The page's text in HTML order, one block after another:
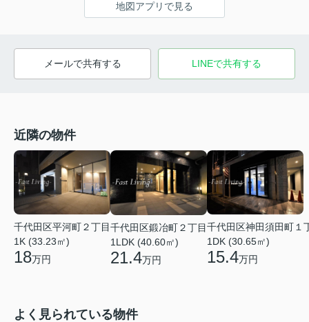
地図アプリで見る
メールで共有する LINEで共有する
近隣の物件
千代田区平河町２丁目
1K (33.23㎡)
18万円
千代田区鍛冶町２丁目
1LDK (40.60㎡)
21.4万円
千代田区神田須田町１
1DK (30.65㎡)
15.4万円
よく見られている物件